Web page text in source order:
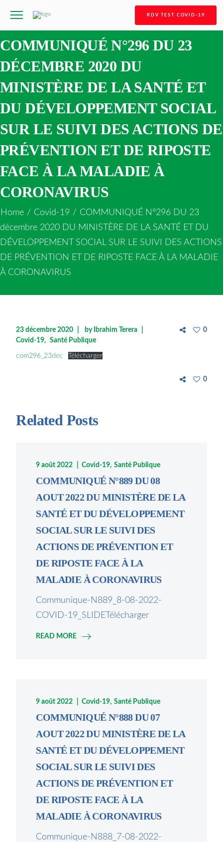
RDV TEST COVID-19
COMMUNIQUÉ N°296 DU 23
DÉCEMBRE 2020 DU
MINISTÈRE DE LA SANTÉ ET
DU DÉVELOPPEMENT SOCIAL
SUR LE SUIVI DES ACTIONS DE
PRÉVENTION ET DE RIPOSTE
FACE À LA MALADIE À
CORONAVIRUS
Home / Covid-19 / COMMUNIQUÉ N°296 DU 23
décembre 2020 DU MINISTÈRE DE LA SANTÉ ET DU
DÉVELOPPEMENT SOCIAL SUR LE SUIVI DES ACTIONS
DE PRÉVENTION ET DE RIPOSTE FACE À LA MALADIE
À CORONAVIRUS
23 décembre 2020 by Ibrahim Terera
Covid-19
Santé Publique
0
com296_23dec Télécharger
0
Related Posts
9 août 2022 Covid-19 Santé Publique
COMMUNIQUÉ N°889 DU 08
AOUT 2022 DU MINISTÈRE DE LA
SANTÉ ET DU DÉVELOPPEMENT
SOCIAL SUR LE SUIVI DES
ACTIONS DE PRÉVENTION ET
DE RIPOSTE FACE À LA
MALADIE À CORONAVIRUS
Communique-N889_8-08-2022-
COVID-19_SLIDETélécharger
READ MORE
9 août 2022 Covid-19 Santé Publique
COMMUNIQUÉ N°888 DU 07
AOUT 2022 DU MINISTÈRE DE LA
SANTÉ ET DU DÉVELOPPEMENT
SOCIAL SUR LE SUIVI DES
ACTIONS DE PRÉVENTION ET
DE RIPOSTE FACE À LA
MALADIE À CORONAVIRUS
Communique-N888_7-08-2022-